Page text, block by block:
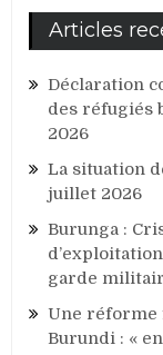
Articles
Déclaration
des réfugiés
2026
La situation
juillet 2026
Burunga :
garde
Une réforme
Burundi : «